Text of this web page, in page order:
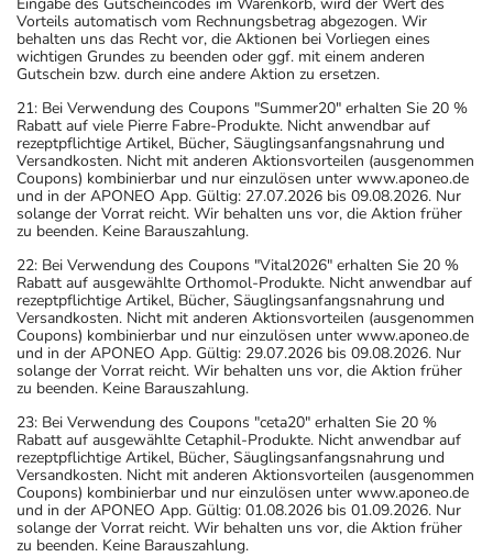
Vorteils automatisch vom Rechnungsbetrag abgezogen. Wir
behalten uns das Recht vor, die Aktionen bei Vorliegen eines
wichtigen Grundes zu beenden oder ggf. mit einem anderen
Gutschein bzw. durch eine andere Aktion zu ersetzen.
21: Bei Verwendung des Coupons "Summer20" erhalten Sie 20 %
Rabatt auf viele Pierre Fabre-Produkte. Nicht anwendbar auf
rezeptpflichtige Artikel, Bücher, Säuglingsanfangsnahrung und
Versandkosten. Nicht mit anderen Aktionsvorteilen (ausgenommen
Coupons) kombinierbar und nur einzulösen unter www.aponeo.de
und in der APONEO App. Gültig: 27.07.2026 bis 09.08.2026. Nur
solange der Vorrat reicht. Wir behalten uns vor, die Aktion früher
zu beenden. Keine Barauszahlung.
22: Bei Verwendung des Coupons "Vital2026" erhalten Sie 20 %
Rabatt auf ausgewählte Orthomol-Produkte. Nicht anwendbar auf
rezeptpflichtige Artikel, Bücher, Säuglingsanfangsnahrung und
Versandkosten. Nicht mit anderen Aktionsvorteilen (ausgenommen
Coupons) kombinierbar und nur einzulösen unter www.aponeo.de
und in der APONEO App. Gültig: 29.07.2026 bis 09.08.2026. Nur
solange der Vorrat reicht. Wir behalten uns vor, die Aktion früher
zu beenden. Keine Barauszahlung.
23: Bei Verwendung des Coupons "ceta20" erhalten Sie 20 %
Rabatt auf ausgewählte Cetaphil-Produkte. Nicht anwendbar auf
rezeptpflichtige Artikel, Bücher, Säuglingsanfangsnahrung und
Versandkosten. Nicht mit anderen Aktionsvorteilen (ausgenommen
Coupons) kombinierbar und nur einzulösen unter www.aponeo.de
und in der APONEO App. Gültig: 01.08.2026 bis 01.09.2026. Nur
solange der Vorrat reicht. Wir behalten uns vor, die Aktion früher
zu beenden. Keine Barauszahlung.